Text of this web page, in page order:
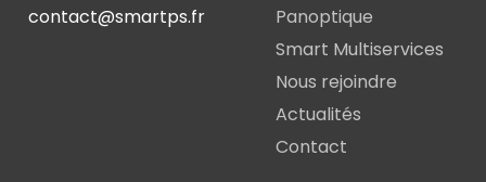
contact@smartps.fr
Panoptique
Smart Multiservices
Nous rejoindre
Actualités
Contact